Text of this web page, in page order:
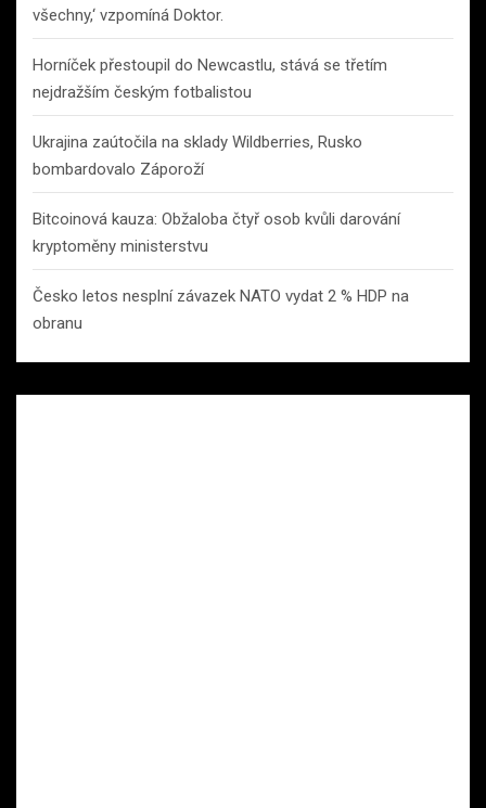
všechny,‘ vzpomíná Doktor.
Horníček přestoupil do Newcastlu, stává se třetím
nejdražším českým fotbalistou
Ukrajina zaútočila na sklady Wildberries, Rusko
bombardovalo Záporoží
Bitcoinová kauza: Obžaloba čtyř osob kvůli darování
kryptoměny ministerstvu
Česko letos nesplní závazek NATO vydat 2 % HDP na
obranu